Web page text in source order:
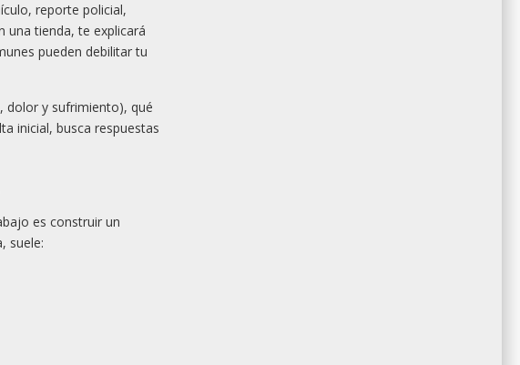
reporte policial,
una tienda, te explicará
pueden debilitar tu
dolor y sufrimiento), qué
inicial, busca respuestas
es construir un
suele: